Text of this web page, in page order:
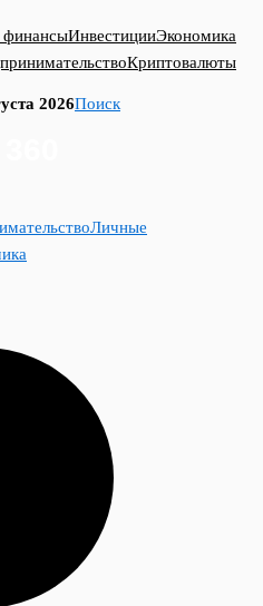
ИнвестицииЭкономика
Криптовалюты
2026Поиск
Личные